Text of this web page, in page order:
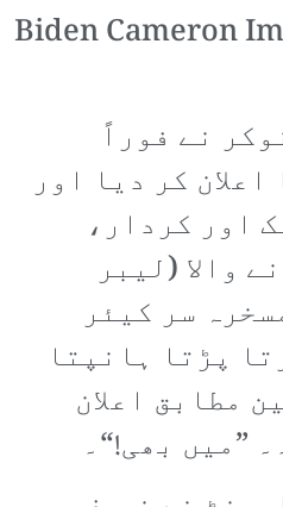
نے فوراً
کر دیا اور
اور کردار،
والا (لیبر
سر کیئر
پڑتا ہانپتا
مطابق اعلان
”میں بھی!“۔